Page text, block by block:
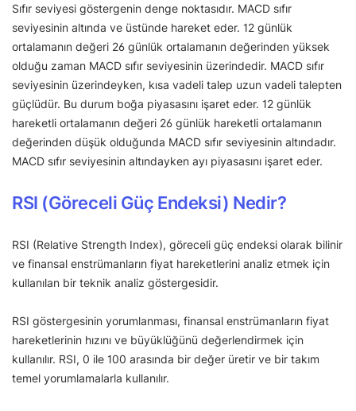
Sıfır seviyesi göstergenin denge noktasıdır. MACD sıfır
seviyesinin altında ve üstünde hareket eder. 12 günlük
ortalamanın değeri 26 günlük ortalamanın değerinden yüksek
olduğu zaman MACD sıfır seviyesinin üzerindedir. MACD sıfır
seviyesinin üzerindeyken, kısa vadeli talep uzun vadeli talepten
güçlüdür. Bu durum boğa piyasasını işaret eder. 12 günlük
hareketli ortalamanın değeri 26 günlük hareketli ortalamanın
değerinden düşük olduğunda MACD sıfır seviyesinin altındadır.
MACD sıfır seviyesinin altındayken ayı piyasasını işaret eder.
RSI (Göreceli Güç Endeksi) Nedir?
RSI (Relative Strength Index), göreceli güç endeksi olarak bilinir
ve finansal enstrümanların fiyat hareketlerini analiz etmek için
kullanılan bir teknik analiz göstergesidir.
RSI göstergesinin yorumlanması, finansal enstrümanların fiyat
hareketlerinin hızını ve büyüklüğünü değerlendirmek için
kullanılır. RSI, 0 ile 100 arasında bir değer üretir ve bir takım
temel yorumlamalarla kullanılır.